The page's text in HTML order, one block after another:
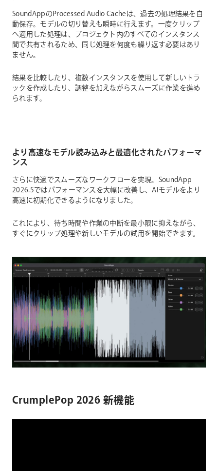
SoundAppのProcessed Audio Cacheは、過去の処理結果を自
動保存。モデルの切り替えも瞬時に行えます。一度クリップ
へ適用した処理は、プロジェクト内のすべてのインスタンス
間で共有されるため、同じ処理を何度も繰り返す必要はあり
ません。
結果を比較したり、複数インスタンスを使用して新しいトラ
ックを作成したり、調整を加えながらスムーズに作業を進め
られます。
より高速なモデル読み込みと最適化されたパフォーマ
ンス
さらに快適でスムーズなワークフローを実現。SoundApp
2026.5ではパフォーマンスを大幅に改善し、AIモデルをより
高速に初期化できるようになりました。
これにより、待ち時間や作業の中断を最小限に抑えながら、
すぐにクリップ処理や新しいモデルの試用を開始できます。
CrumplePop 2026 新機能